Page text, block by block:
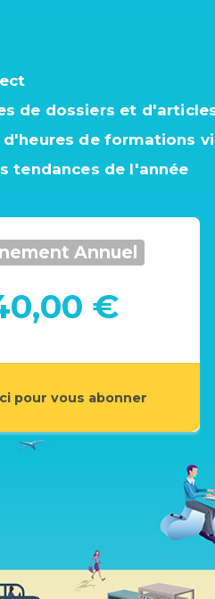
de dossiers et
de formations
tendances de l'année
Annuel
€
pour vous abonner